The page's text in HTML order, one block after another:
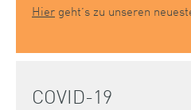
Hier geht’s zu unseren
COVID-19